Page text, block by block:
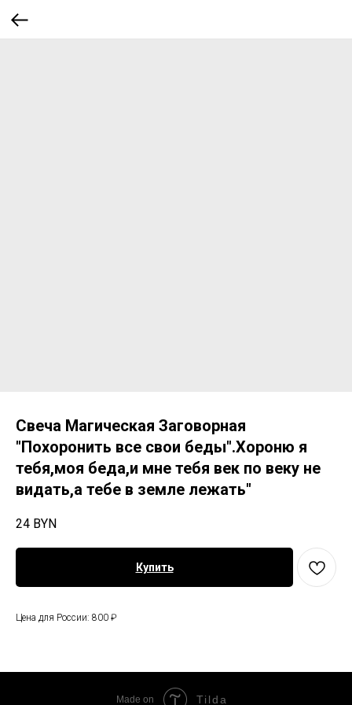
Свеча Магическая Заговорная
"Похоронить все свои беды".Хороню я
тебя,моя беда,и мне тебя век по веку не
видать,а тебе в земле лежать"
24 BYN
Купить
Цена для России: 800 ₽
Made on Tilda